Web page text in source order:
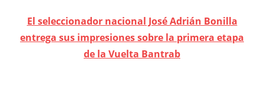
El seleccionador nacional José Adrián Bonilla
entrega sus impresiones sobre la primera etapa
de la Vuelta Bantrab